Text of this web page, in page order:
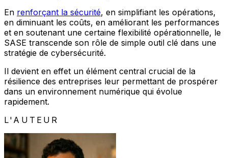
En renforçant la sécurité, en simplifiant les opérations,
en diminuant les coûts, en améliorant les performances
et en soutenant une certaine flexibilité opérationnelle, le
SASE transcende son rôle de simple outil clé dans une
stratégie de cybersécurité.
Il devient en effet un élément central crucial de la
résilience des entreprises leur permettant de prospérer
dans un environnement numérique qui évolue
rapidement.
L'AUTEUR